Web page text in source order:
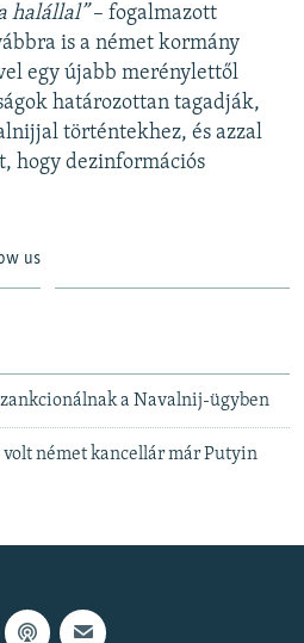
halállal”– fogalmazott
is a német kormány
egy újabb merénylettől
határozottan tagadják,
történtekhez, és azzal
hogy dezinformációs
us
a Navalnij-ügyben
német kancellár már Putyin